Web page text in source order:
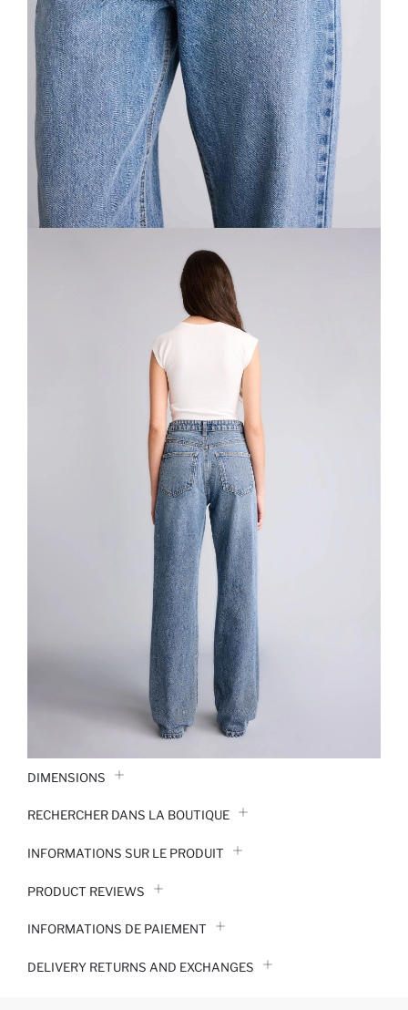
DIMENSIONS
RECHERCHER DANS LA BOUTIQUE
INFORMATIONS SUR LE PRODUIT
PRODUCT REVIEWS
INFORMATIONS DE PAIEMENT
DELIVERY RETURNS AND EXCHANGES